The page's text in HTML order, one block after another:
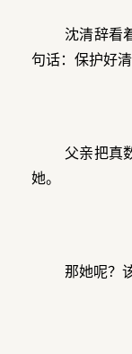
沈清辞看
句话：保护好清
父亲把真
她。
那她呢？